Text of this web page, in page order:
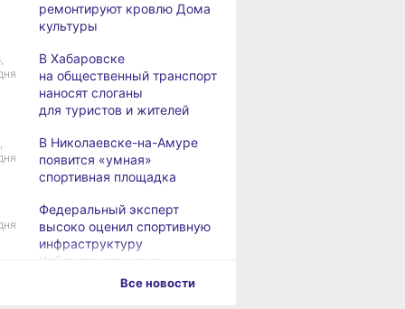
ремонтируют кровлю Дома
культуры
В Хабаровске
на общественный транспорт
наносят слоганы
для туристов и жителей
В Николаевске-на-Амуре
появится «умная»
спортивная площадка
Федеральный эксперт
высоко оценил спортивную
инфраструктуру
Хабаровского края
Все новости